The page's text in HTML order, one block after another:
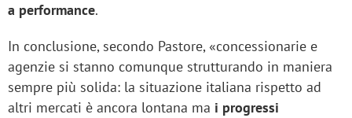
a performance.
In conclusione, secondo Pastore, «concessionarie e
agenzie si stanno comunque strutturando in maniera
sempre più solida: la situazione italiana rispetto ad
altri mercati è ancora lontana ma i progressi